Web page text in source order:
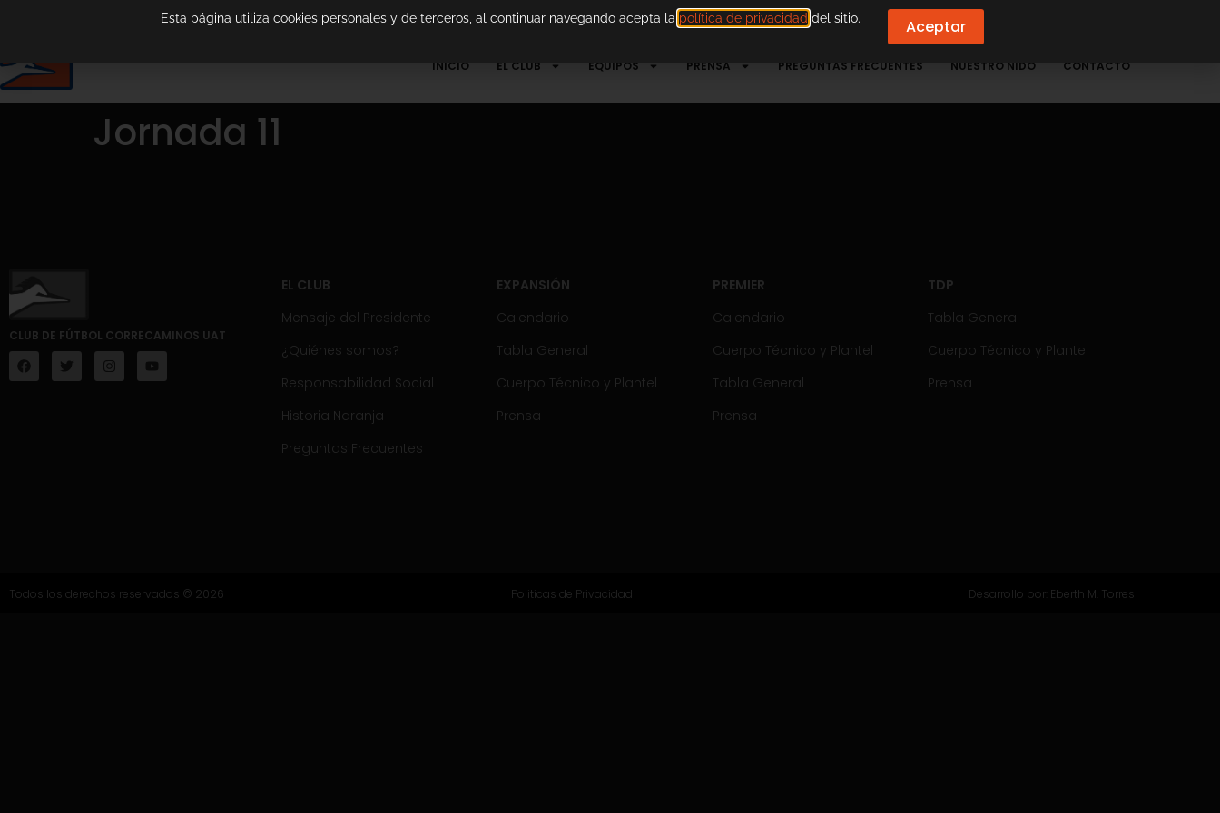
INICIO EL CLUB EQUIPOS PRENSA PREGUNTAS FRECUENTES NUESTRO NIDO CONTACTO
Jornada 11
CLUB DE FÚTBOL CORRECAMINOS UAT
EL CLUB
Mensaje del Presidente
¿Quiénes somos?
Responsabilidad Social
Historia Naranja
Preguntas Frecuentes
EXPANSIÓN
Calendario
Tabla General
Cuerpo Técnico y Plantel
Prensa
PREMIER
Calendario
Cuerpo Técnico y Plantel
Tabla General
Prensa
TDP
Tabla General
Cuerpo Técnico y Plantel
Prensa
Todos los derechos reservados © 2026 Politicas de Privacidad Desarrollo por: Eberth M. Torres
Esta página utiliza cookies personales y de terceros, al continuar navegando acepta la política de privacidad del sitio. Aceptar